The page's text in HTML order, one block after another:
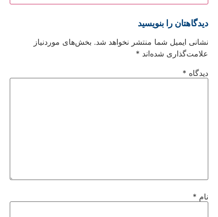
دیدگاهتان را بنویسید
نشانی ایمیل شما منتشر نخواهد شد. بخش‌های موردنیاز
علامت‌گذاری شده‌اند *
دیدگاه *
نام *